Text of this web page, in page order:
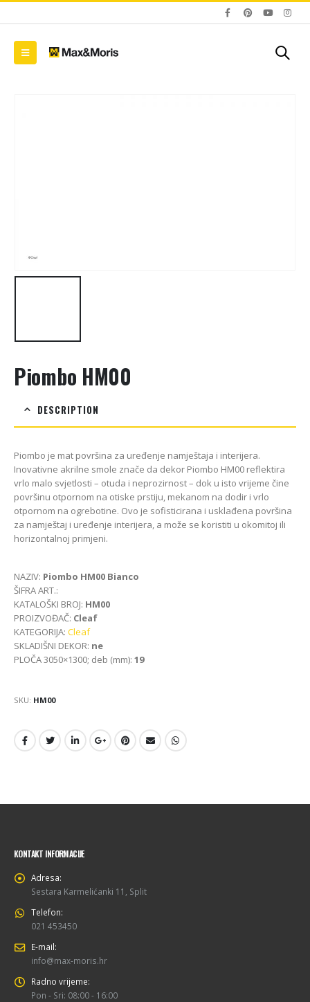
Piombo HM00
DESCRIPTION
Piombo je mat površina za uređenje namještaja i interijera.
Inovativne akrilne smole znače da dekor Piombo HM00 reflektira
vrlo malo svjetlosti – otuda i neprozirnost – dok u isto vrijeme čine
površinu otpornom na otiske prstiju, mekanom na dodir i vrlo
otpornom na ogrebotine. Ovo je sofisticirana i usklađena površina
za namještaj i uređenje interijera, a može se koristiti u okomitoj ili
horizontalnoj primjeni.
NAZIV: Piombo HM00 Bianco
ŠIFRA ART.:
KATALOŠKI BROJ: HM00
PROIZVOĐAČ: Cleaf
KATEGORIJA: Cleaf
SKLADIŠNI DEKOR: ne
PLOČA 3050×1300; deb (mm): 19
SKU: HM00
KONTAKT INFORMACIJE
Adresa:
Sestara Karmelićanki 11, Split
Telefon:
021 453450
E-mail:
info@max-moris.hr
Radno vrijeme:
Pon - Sri: 08:00 - 16:00